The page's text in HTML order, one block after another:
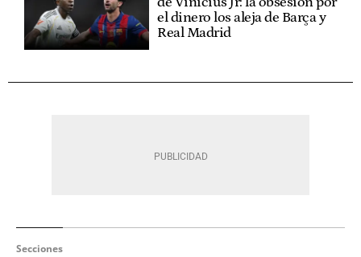
el dinero los aleja de Barça y
Real Madrid
Secciones